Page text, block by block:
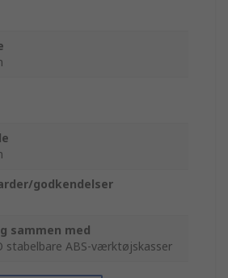
godkendelser
sammen med
stabelbare ABS-værktøjskasser